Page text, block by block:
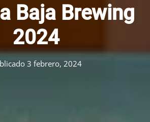
Baja Brewing
2024
3 febrero, 2024